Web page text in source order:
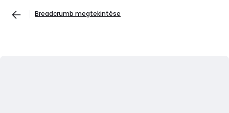
Breadcrumb megtekintése